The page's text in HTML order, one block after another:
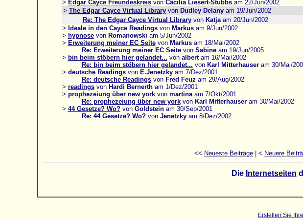
> Edgar Cayce Freundeskreisvon Cäcilia Liesert-Stubbsam 22/Jun/2002
> The Edgar Cayce Virtual Libraryvon Dudley Delanyam 19/Jun/2002
Re: The Edgar Cayce Virtual Libraryvon Katjaam 20/Jun/2002
> Ideale in den Cayce Readingsvon Markus am 9/Jun/2002
> hypnosevon Romanowski am 5/Jun/2002
> Erweiterung meiner EC Seitevon Markusam 18/Mai/2002
Re: Erweiterung meiner EC Seitevon Sabineam 19/Jun/2005
> bin beim stöbern hier gelandet... von albertam 16/Mai/2002
Re: bin beim stöbern hier gelandet... von Karl Mitterhauseram 30/Mai/
> deutsche Readingsvon E.Jenetzkyam 7/Dez/2001
Re: deutsche Readingsvon Fred Feuz am 29/Aug/2002
> readingsvon Hardi Bernertham 1/Dez/2001
> prophezeiung über new yorkvon martinaam 7/Okt/2001
Re: prophezeiung über new yorkvon Karl Mitterhauseram 30/Mai/2002
> 44 Gesetze? Wo?von Goldsteinam 30/Sep/2001
Re: 44 Gesetze? Wo?von Jenetzkyam 8/Dez/2002
<< Neueste Beiträge | < Neuere
Die Internetseiten
Erstellen Sie